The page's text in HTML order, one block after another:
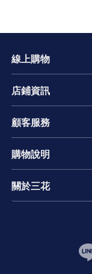
線上購物
店鋪資訊
顧客服務
購物說明
關於三花